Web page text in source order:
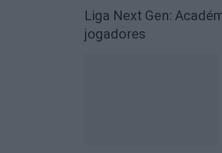
Liga Next Gen:
jogadores